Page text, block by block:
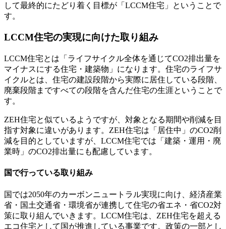
して最終的にたどり着く目標が「LCCM住宅」ということで
す。
LCCM住宅の実現に向けた取り組み
LCCM住宅とは「ライフサイクル全体を通じてCO2排出量を
マイナスにする住宅・建築物」になります。住宅のライフサ
イクルとは、住宅の建設段階から実際に居住している段階、
廃棄段階まですべての段階を含んだ住宅の生涯ということで
す。
ZEH住宅と似ているようですが、対象となる期間や削減を目
指す対象に違いがあります。ZEH住宅は「居住中」のCO2削
減を目的としていますが、LCCM住宅では「建築・運用・廃
業時」のCO2排出量にも配慮しています。
国で行っている取り組み
国では2050年のカーボンニュートラル実現に向け、経済産業
省・国土交通省・環境省が連携して住宅の省エネ・省CO2対
策に取り組んでいきます。LCCM住宅は、ZEH住宅を超える
エコ住宅として国が推進している事業です。政策の一部とし